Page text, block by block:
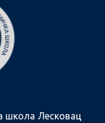
школа Лесковац